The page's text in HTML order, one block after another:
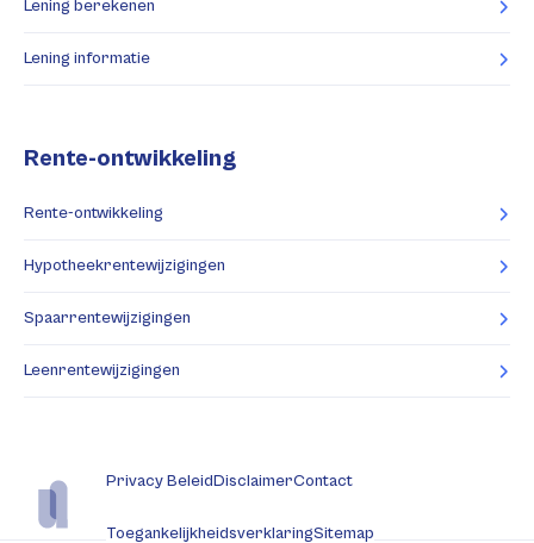
Lening berekenen
Lening informatie
Rente-ontwikkeling
Rente-ontwikkeling
Hypotheekrentewijzigingen
Spaarrentewijzigingen
Leenrentewijzigingen
Privacy BeleidDisclaimerContact
ToegankelijkheidsverklaringSitemap